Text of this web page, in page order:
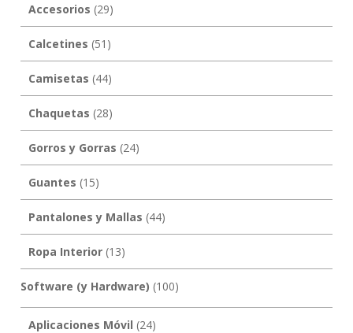
Accesorios (29)
Calcetines (51)
Camisetas (44)
Chaquetas (28)
Gorros y Gorras (24)
Guantes (15)
Pantalones y Mallas (44)
Ropa Interior(13)
Software (y Hardware) (100)
Aplicaciones Móvil (24)